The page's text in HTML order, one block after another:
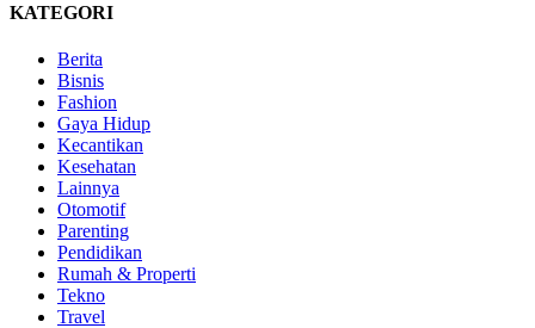
KATEGORI
Berita
Bisnis
Fashion
Gaya Hidup
Kecantikan
Kesehatan
Lainnya
Otomotif
Parenting
Pendidikan
Rumah & Properti
Tekno
Travel